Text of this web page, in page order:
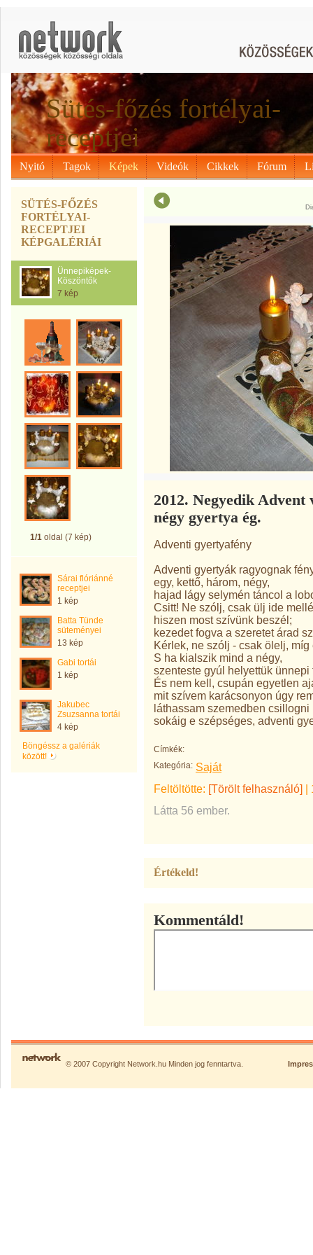
Sütés-főzés fortélyai-
receptjei
Nyitó Tagok Képek Videók Cikkek Fórum
SÜTÉS-FŐZÉS
FORTÉLYAI-
RECEPTJEI
KÉPGALÉRIÁI
Ünnepiképek-
Köszöntők
7 kép
1/1 oldal (7 kép)
Sárai flóriánné
receptjei
1 kép
Batta Tünde
süteményei
13 kép
Gabi tortái
1 kép
Jakubec
Zsuzsanna tortái
4 kép
Böngéssz a galériák
között!
2012. Negyedik
négy gyertya ég.
Adventi gyertyafény
Adventi gyertyák ragyognak
egy, kettő, három, négy,
hajad lágy selymén táncol a
Csitt! Ne szólj, csak ülj ide
hiszen most szívünk beszél;
kezedet fogva a szeretet árad
Kérlek, ne szólj - csak ölelj, míg
S ha kialszik mind a négy,
szenteste gyúl helyettük ünnepi
És nem kell, csupán egyetlen
mit szívem karácsonyon úgy
láthassam szemedben csillogni
sokáig e szépséges, adventi
Címkék:
Kategória: Saját
Feltöltötte: [Törölt felhasználó] |
Látta 56 ember.
Értékeld!
Kommentáld!
© 2007 Copyright Network.hu Minden jog fenntartva.